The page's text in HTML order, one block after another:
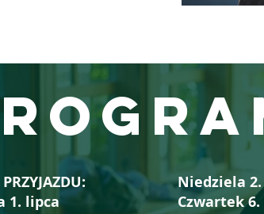
1. lipca
Niedziela
Czwartek